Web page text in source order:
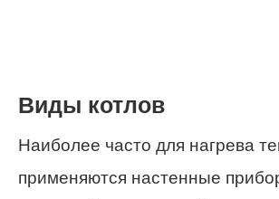
Виды котлов
Наиболее часто для нагрева
применяются настенные